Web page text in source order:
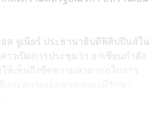
ส จูเนียร์ ประธานาธิบดีฟิลิปปินส์ใน
วเปิดการประชุมว่า อาเซียนกำลัง
ห้เห็นถึงขีดความสามารถในการ